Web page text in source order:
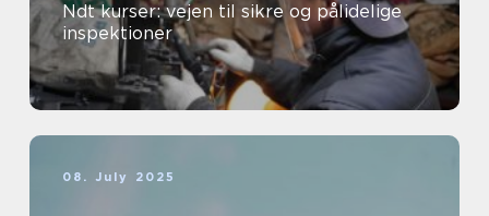
Ndt kurser: vejen til sikre og pålidelige
inspektioner
08. July 2025